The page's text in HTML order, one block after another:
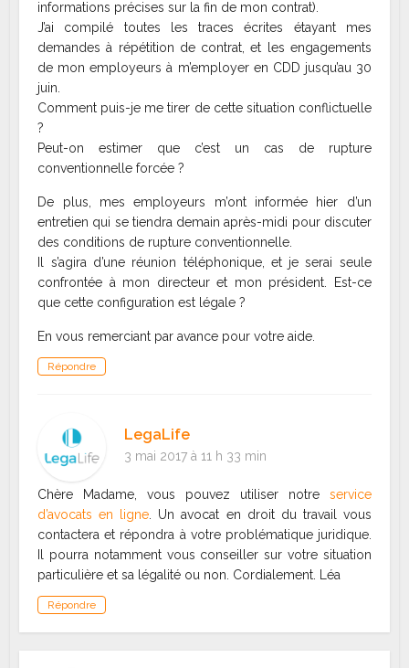
informations précises sur la fin de mon contrat).
J’ai compilé toutes les traces écrites étayant mes
demandes à répétition de contrat, et les engagements
de mon employeurs à m’employer en CDD jusqu’au 30
juin.
Comment puis-je me tirer de cette situation conflictuelle
?
Peut-on estimer que c’est un cas de rupture
conventionnelle forcée ?
De plus, mes employeurs m’ont informée hier d’un
entretien qui se tiendra demain après-midi pour discuter
des conditions de rupture conventionnelle.
Il s’agira d’une réunion téléphonique, et je serai seule
confrontée à mon directeur et mon président. Est-ce
que cette configuration est légale ?
En vous remerciant par avance pour votre aide.
Répondre
LegaLife
3 mai 2017 à 11 h 33 min
Chère Madame, vous pouvez utiliser notre service
d’avocats en ligne. Un avocat en droit du travail vous
contactera et répondra à votre problématique juridique.
Il pourra notamment vous conseiller sur votre situation
particulière et sa légalité ou non. Cordialement. Léa
Répondre